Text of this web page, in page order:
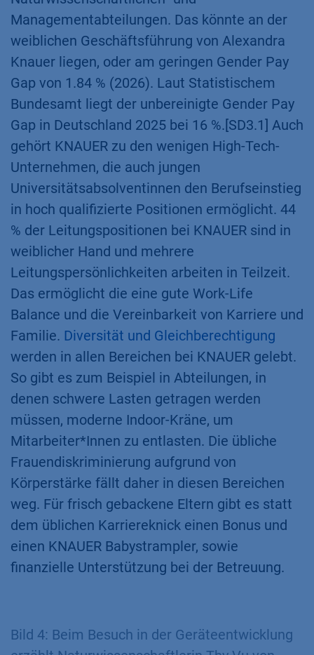
Managementabteilungen. Das könnte an der
weiblichen Geschäftsführung von Alexandra
Knauer liegen, oder am geringen Gender Pay
Gap von 1.84 % (2026). Laut Statistischem
Bundesamt liegt der unbereinigte Gender Pay
Gap in Deutschland 2025 bei 16 %.[SD3.1] Auch
gehört KNAUER zu den wenigen High-Tech-
Unternehmen, die auch jungen
Universitätsabsolventinnen den Berufseinstieg
in hoch qualifizierte Positionen ermöglicht. 44
% der Leitungspositionen bei KNAUER sind in
weiblicher Hand und mehrere
Leitungspersönlichkeiten arbeiten in Teilzeit.
Das ermöglicht die eine gute Work-Life
Balance und die Vereinbarkeit von Karriere und
Familie. Diversität und Gleichberechtigung
werden in allen Bereichen bei KNAUER gelebt.
So gibt es zum Beispiel in Abteilungen, in
denen schwere Lasten getragen werden
müssen, moderne Indoor-Kräne, um
Mitarbeiter*Innen zu entlasten. Die übliche
Frauendiskriminierung aufgrund von
Körperstärke fällt daher in diesen Bereichen
weg. Für frisch gebackene Eltern gibt es statt
dem üblichen Karriereknick einen Bonus und
einen KNAUER Babystrampler, sowie
finanzielle Unterstützung bei der Betreuung.
Bild 4: Beim Besuch in der Geräteentwicklung